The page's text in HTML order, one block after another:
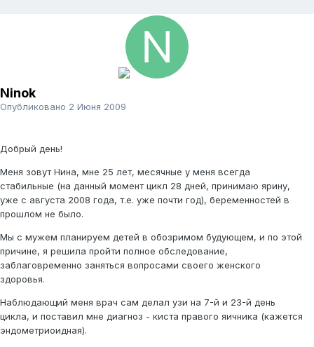
Ninok
Опубликовано 2 Июня 2009
Добрый день!
Меня зовут Нина, мне 25 лет, месячные у меня всегда
стабильные (на данный момент цикл 28 дней, принимаю ярину,
уже с августа 2008 года, т.е. уже почти год), беременностей в
прошлом не было.
Мы с мужем планируем детей в обозримом будующем, и по этой
причине, я решила пройти полное обследование,
заблаговременно заняться вопросами своего женского
здоровья.
Наблюдающий меня врач сам делал узи на 7-й и 23-й день
цикла, и поставил мне диагноз - киста правого яичника (кажется
эндометриоидная).